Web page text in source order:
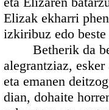
Elizak ekharri
izkiribuz edo
Betherik da
alegrantziaz,
eta emanen
dian, dohaite